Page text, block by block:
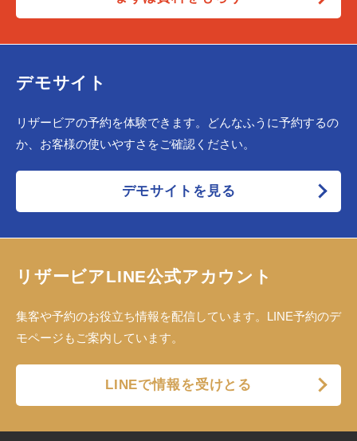
デモサイト
リザービアの予約を体験できます。どんなふうに予約するの
か、お客様の使いやすさをご確認ください。
デモサイトを見る
リザービアLINE公式アカウント
集客や予約のお役立ち情報を配信しています。LINE予約のデ
モページもご案内しています。
LINEで情報を受けとる